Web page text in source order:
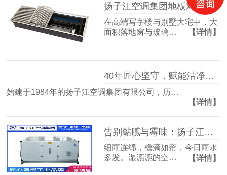
扬子江空调集团地板对流器：破解冬冷夏热难题，打造四季如春的舒适空间
在高端写字楼与别墅大宅中，大
面积落地窗与玻璃…
【详情】
40年匠心坚守，赋能洁净空气未来
始建于1984年的扬子江空调集团有限公司，历…
【详情】
告别黏腻与霉味：扬子江空调的梅雨季舒适生活指南
细雨连绵，檐滴如帘，今日雨水
多发。湿漉漉的空…
【详情】